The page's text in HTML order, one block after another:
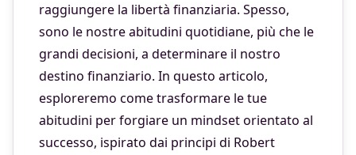
raggiungere la libertà finanziaria. Spesso,
sono le nostre abitudini quotidiane, più che le
grandi decisioni, a determinare il nostro
destino finanziario. In questo articolo,
esploreremo come trasformare le tue
abitudini per forgiare un mindset orientato al
successo, ispirato dai principi di Robert